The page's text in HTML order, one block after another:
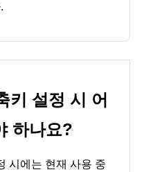
키 설정 시 어
하나요?
시에는 현재 사용 중